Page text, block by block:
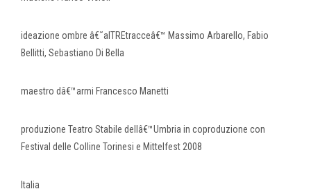
ideazione ombre â€˜alTREtracceâ€™ Massimo Arbarello, Fabio
Bellitti, Sebastiano Di Bella
maestro dâ€™armi Francesco Manetti
produzione Teatro Stabile dellâ€™Umbria in coproduzione con
Festival delle Colline Torinesi e Mittelfest 2008
Italia